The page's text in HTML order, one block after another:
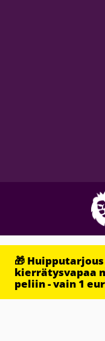
🎁
kierrätysvapaa
peliin - vain 1